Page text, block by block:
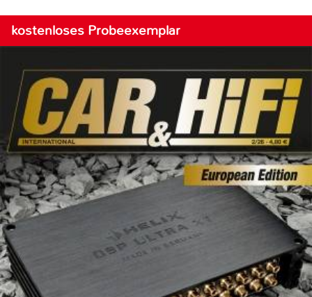
kostenloses Probeexemplar